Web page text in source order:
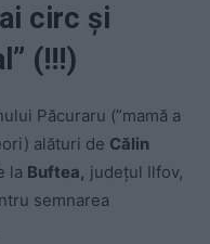
circ şi
(!!!)
Păcuraru (”mamă a
alături de Călin
la Buftea, județul Ilfov,
semnarea